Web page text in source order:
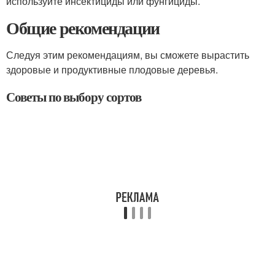
Общие рекомендации
Следуя этим рекомендациям, вы сможете вырастить
здоровые и продуктивные плодовые деревья.
Советы по выбору сортов